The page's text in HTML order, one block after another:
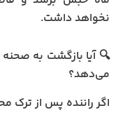
نخواهد داشت.
🔍 آیا بازگشت به
می‌دهد؟
اگر راننده پس از ترک